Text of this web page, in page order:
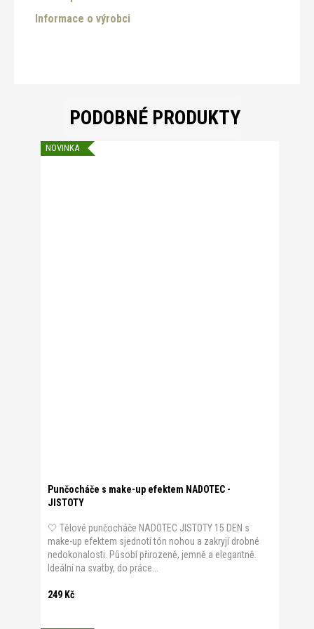
Informace o výrobci
PODOBNÉ PRODUKTY
NOVINKA
Punčocháče s make-up efektem NADOTEC -
JISTOTY
249 Kč
🤍 Tělové punčocháče NADOTEC JISTOTY 15 DEN s
make-up efektem sjednotí tón nohou a zakryjí drobné
nedokonalosti. Působí přirozeně, jemně a elegantně.
Ideální na svatby, do práce...